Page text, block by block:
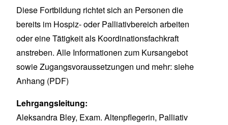
Diese Fortbildung richtet sich an Personen die
bereits im Hospiz- oder Palliativbereich arbeiten
oder eine Tätigkeit als Koordinationsfachkraft
anstreben. Alle Informationen zum Kursangebot
sowie Zugangsvoraussetzungen und mehr: siehe
Anhang (PDF)
Lehrgangsleitung:
Aleksandra Bley, Exam. Altenpflegerin, Palliativ